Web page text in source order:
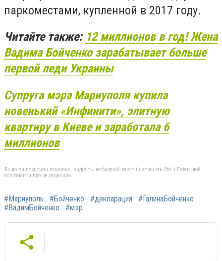
паркоместами, купленной в 2017 году.
Читайте также: 12 миллионов в год! Жена
Вадима Бойченко зарабатывает больше
первой леди Украины
Супруга мэра Мариуполя купила
новенький «Инфинити», элитную
квартиру в Киеве и заработала 6
миллионов
Якщо ви помітили помилку, виділіть необхідний текст і натисніть Ctrl + Enter, щоб
повідомити про це редакцію
#Мариуполь #Бойченко #декларация
#ГалинаБойченко
#ВадимБойченко
#мэр